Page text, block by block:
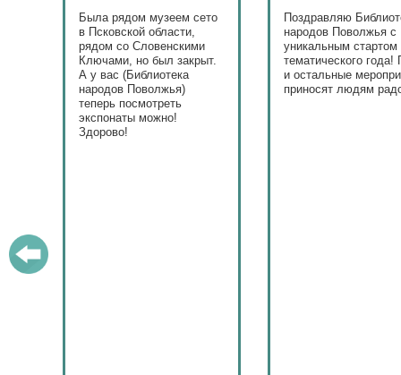
Была рядом музеем сето
в Псковской области,
рядом со Словенскими
Ключами, но был закрыт.
А у вас (Библиотека
народов Поволжья)
теперь посмотреть
экспонаты можно!
Здорово!
Поздравляю
народов Поволжья с
уникальным стартом
тематического года!
и остальные
приносят людям